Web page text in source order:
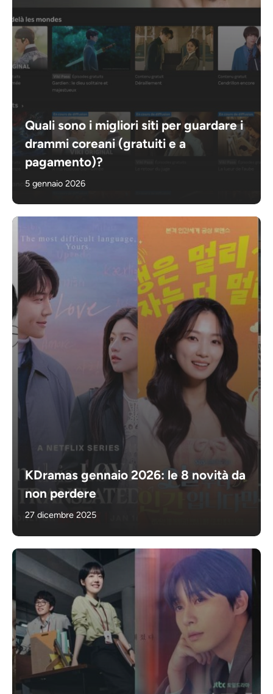
Quali sono i migliori siti per guardare i
drammi coreani (gratuiti e a
pagamento)?
5 gennaio 2026
KDramas gennaio 2026: le 8 novità da
non perdere
27 dicembre 2025